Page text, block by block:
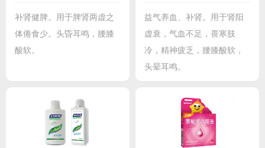
补肾健脾。用于脾肾两虚之
体倦食少。头昏耳鸣，腰膝
酸软。
益气养血、补肾。用于肾阳
虚衰，气血不足，畏寒肢
冷，精神疲乏，腰膝酸软，
头晕耳鸣。